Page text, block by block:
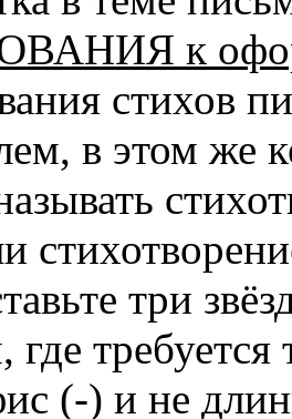
к
стихов
в этом же
три
где
(-) и не